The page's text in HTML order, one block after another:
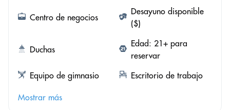
Centro de negocios
Desayuno disponible
($)
Duchas
Edad: 21+ para
reservar
Equipo de gimnasio
Escritorio de trabajo
Mostrar más